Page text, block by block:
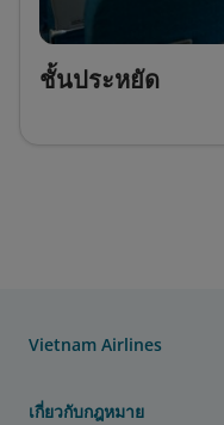
ชั้นประหยัด
Vietnam Airlines
เกี่ยวกับกฎหมาย